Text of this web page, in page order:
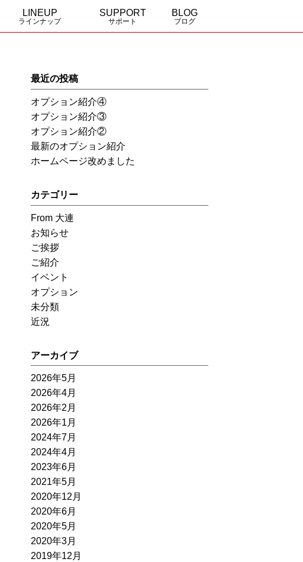
LINEUP
ラインナップ
SUPPORT
サポート
BLOG
ブログ
最近の投稿
オプション紹介④
オプション紹介③
オプション紹介②
最新のオプション紹介
ホームページ改めました
カテゴリー
From 大連
お知らせ
ご挨拶
ご紹介
イベント
オプション
未分類
近況
アーカイブ
2026年5月
2026年4月
2026年2月
2026年1月
2024年7月
2024年4月
2023年6月
2021年5月
2020年12月
2020年6月
2020年5月
2020年3月
2019年12月